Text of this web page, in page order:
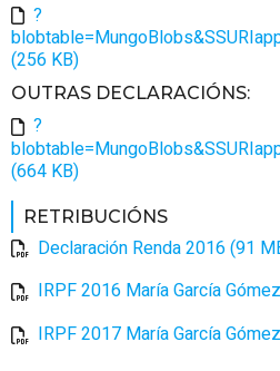
?
(256 KB)
OUTRAS DECLARACIÓNS:
?
(664 KB)
RETRIBUCIÓNS
Declaración Renda 2016 (91
IRPF 2016 María García
IRPF 2017 María García